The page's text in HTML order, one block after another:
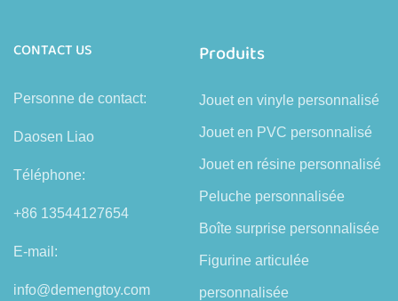
CONTACT US
Personne de contact:
Daosen Liao
Téléphone:
+86 13544127654
E-mail:
info@demengtoy.com
Produits
Jouet en vinyle personnalisé
Jouet en PVC personnalisé
Jouet en résine personnalisé
Peluche personnalisée
Boîte surprise personnalisée
Figurine articulée
personnalisée